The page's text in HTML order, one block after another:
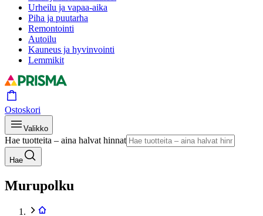
Urheilu ja vapaa-aika
Piha ja puutarha
Remontointi
Autoilu
Kauneus ja hyvinvointi
Lemmikit
Ostoskori
Valikko
Hae tuotteita – aina halvat hinnat
Hae
Murupolku